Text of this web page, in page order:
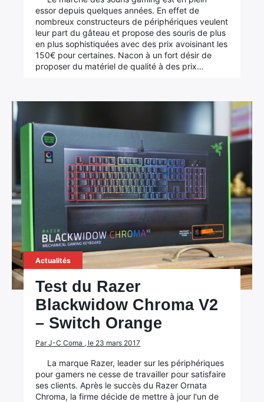
essor depuis quelques années. En effet de
nombreux constructeurs de périphériques veulent
leur part du gâteau et propose des souris de plus
en plus sophistiquées avec des prix avoisinant les
150€ pour certaines. Nacon à un fort désir de
proposer du matériel de qualité à des prix…
Actualités
Test du Razer
Blackwidow Chroma V2
– Switch Orange
Par J-C Coma , le 23 mars 2017
La marque Razer, leader sur les périphériques
pour gamers ne cesse de travailler pour satisfaire
ses clients. Après le succès du Razer Ornata
Chroma, la firme décide de mettre à jour l'un de
Rechercher